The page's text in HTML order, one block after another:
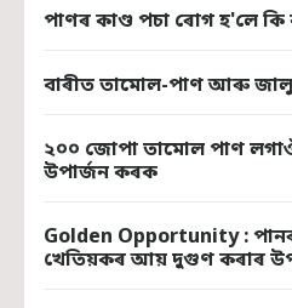
পাণৰ কাণ্ড পচা ৰোগ হ'লে
বাৰীত তামোল-পাণ আৰু
২০০ জোপা তামোল পাণ
উপাৰ্জন কৰক
Golden Opportunity :
খেতিয়কৰ আয় দুগুণ কৰাৰ